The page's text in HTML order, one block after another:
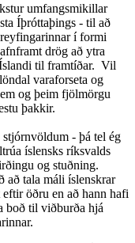
umfangsmikillar
Íþróttaþings - til að
í formi
drög að ytra
til framtíðar. Vil
varaforseta og
og þeim fjölmörgu
þakkir.
- þá tel ég
íslensks ríksvalds
og stuðning.
að tala máli íslenskrar
öðru en að hann hafi
boð til viðburða hjá